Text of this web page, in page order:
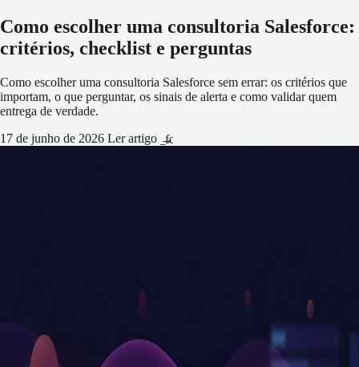
Como escolher uma consultoria Salesforce:
critérios, checklist e perguntas
Como escolher uma consultoria Salesforce sem errar: os critérios que
importam, o que perguntar, os sinais de alerta e como validar quem
entrega de verdade.
17 de junho de 2026 Ler artigo
arrow_forward